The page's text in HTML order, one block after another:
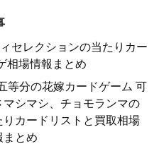
セレクションの当たりカー
相場情報まとめ
等分の花嫁カードゲーム 可
マシマシ、チョモランマの
りカードリストと買取相場
まとめ